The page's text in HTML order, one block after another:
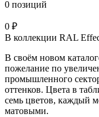
0 позиций
0 ₽
В коллекции RAL
В своём новом
пожелание по
промышленного
оттенков. Цвета в
семь цветов, каждый
матовыми.